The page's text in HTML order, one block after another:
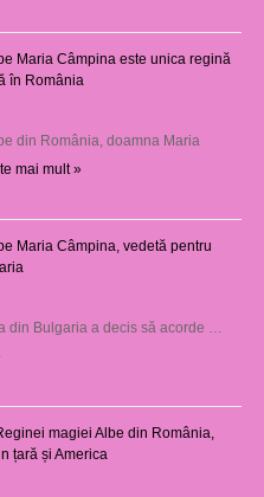
Maria Câmpina este unica regină
în România
din România, doamna Maria
mai mult »
Maria Câmpina, vedetă pentru
din Bulgaria a decis să acorde …
magiei Albe din România,
țară și America